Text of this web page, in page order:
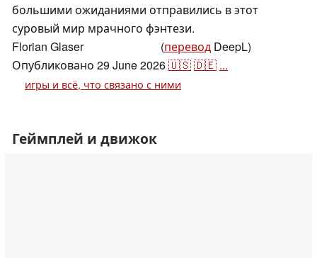
большими ожиданиями отправились в этот
суровый мир мрачного фэнтези.
Florian Glaser, (перевод DeepL)
Опубликовано 29 June 2026🇺🇸🇩🇪 ...
игры и всё, что связано с ними
Геймплей и движок